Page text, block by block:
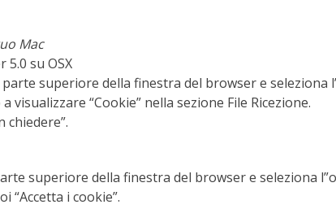
Mac
su OSX
parte superiore della finestra del browser e seleziona
visualizzare “Cookie” nella sezione File Ricezione.
chiedere”.
superiore della finestra del browser e seleziona
“Accetta i cookie”.